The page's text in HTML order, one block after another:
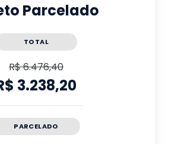
Parcelado
TOTAL
R$ 6.476,40
3.238,20
PARCELADO